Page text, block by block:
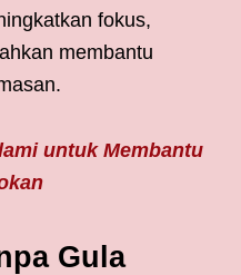
fokus,
membantu
untuk Membantu
Gula